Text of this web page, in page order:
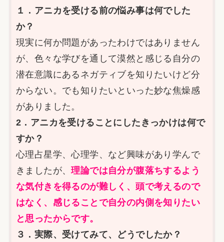
１．アニカを受ける前の悩み事は何でした
か？
現実に何か問題があったわけではありません
が、色々な学びを通して漠然と感じる自分の
潜在意識にあるネガティブを知りたいけど分
からない。でも知りたいといった妙な焦燥感
がありました。
2．アニカを受けることにしたきっかけは何で
すか？
心理占星学、心理学、など興味があり学んで
きましたが、理論では自分が腹落ちするよう
な気付きを得るのが難しく、頭で考えるので
はなく、感じることで自分の内側を知りたい
と思ったからです。
３．実際、受けてみて、どうでしたか？